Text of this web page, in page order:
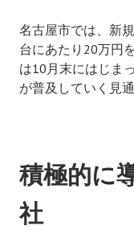
名古屋市では、新
台にあたり20万円
は10月末にはじま
が普及していく見通
積極的に
社